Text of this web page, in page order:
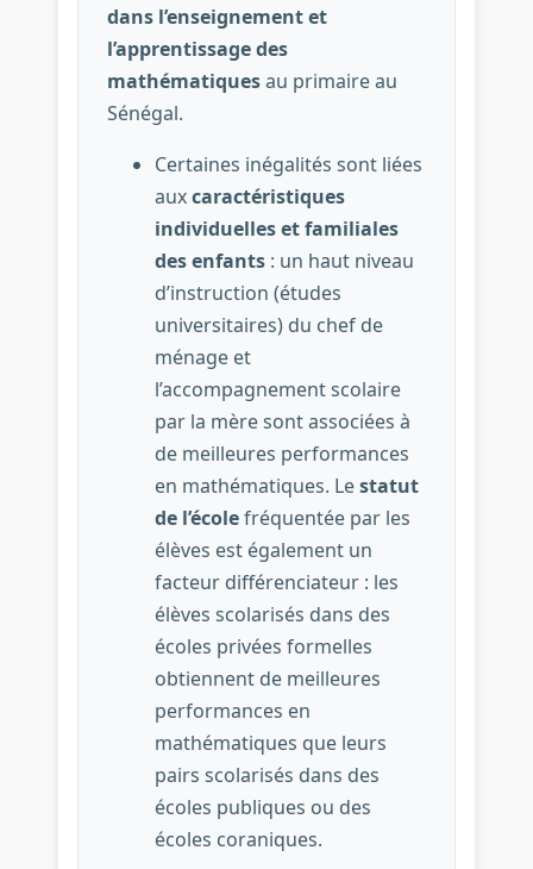
dans l’enseignement et
l’apprentissage des
mathématiquesau primaire au
Sénégal.
Certaines inégalités sont liées
auxcaractéristiques
individuelles et familiales
des enfants: un haut niveau
d’instruction (études
universitaires) du chef de
ménage et
l’accompagnement scolaire
par la mère sont associées à
de meilleures performances
en mathématiques. Lestatut
de l’écolefréquentée par les
élèves est également un
facteur différenciateur : les
élèves scolarisés dans des
écoles privées formelles
obtiennent de meilleures
performances en
mathématiques que leurs
pairs scolarisés dans des
écoles publiques ou des
écoles coraniques.